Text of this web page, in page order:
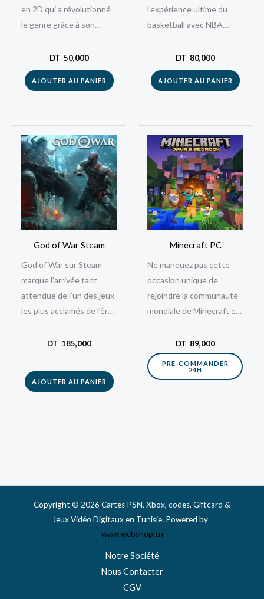
en 2D qui a révolutionné
le genre grâce à son
d’exploration et sa
profondeur…
DT 50,000
AJOUTER AU PANIER
l’expérience ultime du
basketball avec NBA
accessible facilement
pour les joueurs en
Tunisie via…
DT 80,000
AJOUTER AU PANIER
God of War Steam
God of War sur Steam
marque l’arrivée tant
attendue de l’un des jeux
les plus acclamés de l’ère
Développé par Santa
DT 185,000
AJOUTER AU PANIER
Minecraft PC
Ne manquez pas cette
occasion unique de
rejoindre la communauté
mondiale de Minecraft et
créatives sans limite.
Commandez dès
aujourd’hui votre…
DT 89,000
PRE-COMMANDER
24H
Copyright © 2026 Cartes PSN, Xbox, codes, Giftcard &
Jeux Vidéo Digitaux en Tunisie. Powered by
www.webshop.tn
Notre Société
Nous Contacter
CGV